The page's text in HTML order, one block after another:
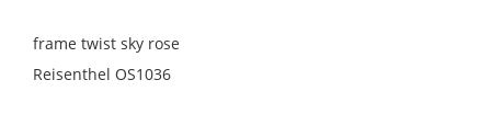
frame twist sky rose
Reisenthel OS1036